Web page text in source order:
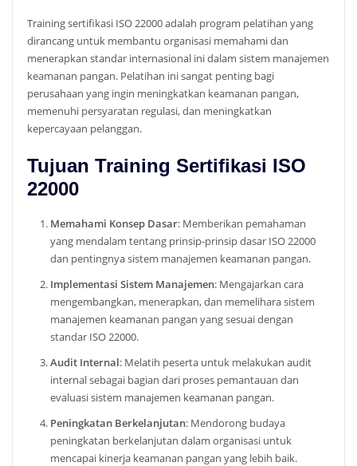
Training sertifikasi ISO 22000 adalah program pelatihan yang
dirancang untuk membantu organisasi memahami dan
menerapkan standar internasional ini dalam sistem manajemen
keamanan pangan. Pelatihan ini sangat penting bagi
perusahaan yang ingin meningkatkan keamanan pangan,
memenuhi persyaratan regulasi, dan meningkatkan
kepercayaan pelanggan.
Tujuan Training Sertifikasi ISO
22000
Memahami Konsep Dasar: Memberikan pemahaman
yang mendalam tentang prinsip-prinsip dasar ISO 22000
dan pentingnya sistem manajemen keamanan pangan.
Implementasi Sistem Manajemen: Mengajarkan cara
mengembangkan, menerapkan, dan memelihara sistem
manajemen keamanan pangan yang sesuai dengan
standar ISO 22000.
Audit Internal: Melatih peserta untuk melakukan audit
internal sebagai bagian dari proses pemantauan dan
evaluasi sistem manajemen keamanan pangan.
Peningkatan Berkelanjutan: Mendorong budaya
peningkatan berkelanjutan dalam organisasi untuk
mencapai kinerja keamanan pangan yang lebih baik.